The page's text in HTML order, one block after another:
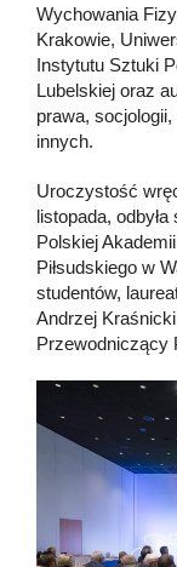
Wychowania
Krakowie,
Instytutu Sztuki
Lubelskiej oraz
prawa,
innych.
Uroczystość
listopada,
Polskiej
Piłsudskiego w
studentów,
Andrzej
Przewodniczący